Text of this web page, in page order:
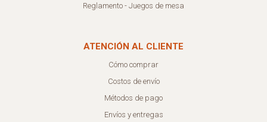
Reglamento - Juegos de mesa
ATENCIÓN AL CLIENTE
Cómo comprar
Costos de envío
Métodos de pago
Envíos y entregas